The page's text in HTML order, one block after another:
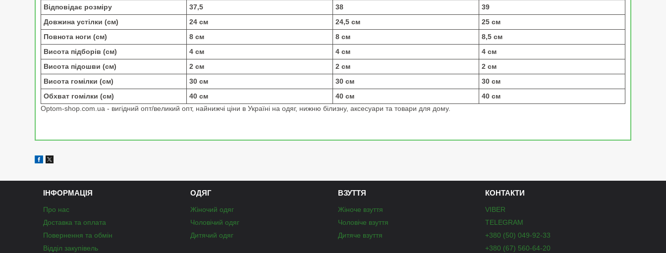
Відповідає розміру
37,5 38
39
Довжина устілки (см)
24 см 24,5 см
25 см
Повнота ноги (см)
8 см 8 см
8,5 см
Висота підборів (см)
4 см 4 см
4 см
Висота підошви (см)
2 см 2 см
2 см
Висота гомілки (см)
30 см 30 см
30 см
Обхват гомілки (см)
40 см 40 см
40 см
Optom-shop.com.ua - вигідний опт/великий опт, найнижчі ціни в Україні на одяг, нижню білизну, аксесуари та товари для дому.
ІНФОРМАЦІЯ
Про нас
Доставка та оплата
Повернення та обмін
Відділ закупівель
ОДЯГ
Жіночий одяг
Чоловічий одяг
Дитячий одяг
ВЗУТТЯ
Жіноче взуття
Чоловіче взуття
Дитяче взуття
КОНТАКТИ
VIBER
TELEGRAM
+380 (50) 049-92-33
+380 (67) 560-64-20